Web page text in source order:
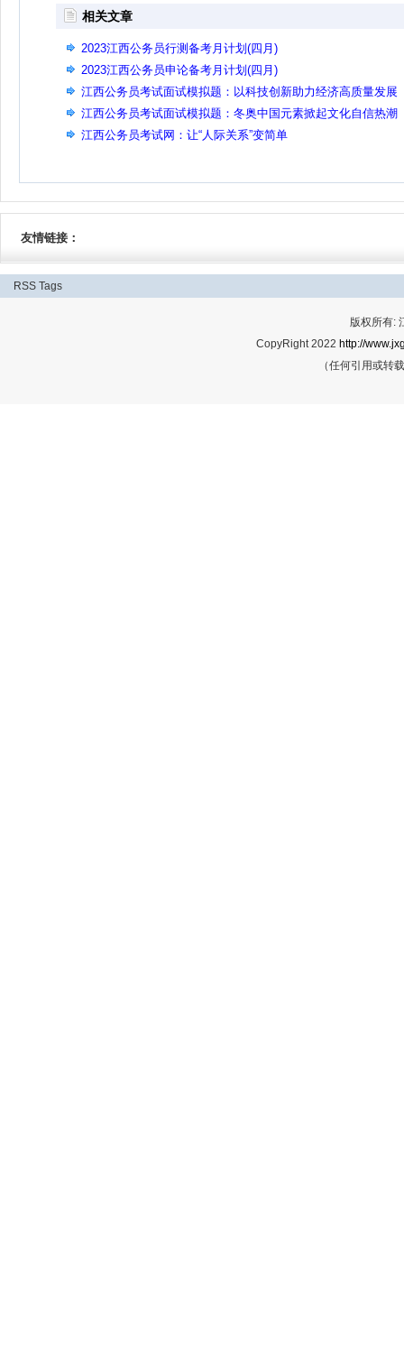
相关文章
2023江西公务员行测备考月计划(四月)
2023江西公务员申论备考月计划(四月)
江西公务员考试面试模拟题：以科技创新助力经济高质量发展
江西公务员考试面试模拟题：冬奥中国元素掀起文化自信热潮
江西公务员考试网：让“人际关系”变简单
友情链接：
RSS Tags
版权所有:
CopyRight 2022 http://
（任何引用或转